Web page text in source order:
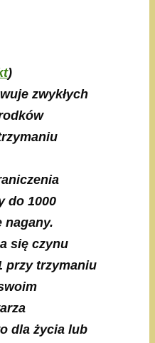
)
zwykłych
do 1000
nagany.
się czynu
przy trzymaniu
dla życia lub